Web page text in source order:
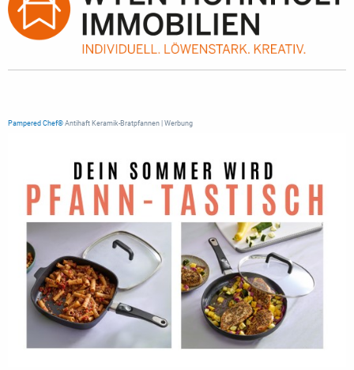
Pampered Chef® Antihaft Keramik-Bratpfannen | Werbung